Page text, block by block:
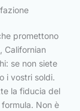
promettono
Californian
se non siete
i vostri soldi.
la fiducia del
Non è